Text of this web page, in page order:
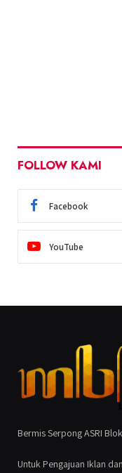
FOLLOW KAMI
Facebook
YouTube
Bermis Serpong ASRI
Untuk Pengajuan Iklan